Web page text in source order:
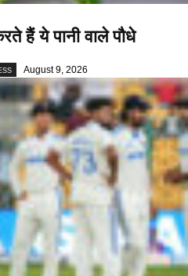
हैं ये पानी वाले पौधे
August 9, 2026